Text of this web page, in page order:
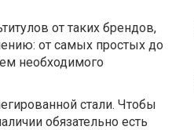
от таких брендов,
от самых простых до
необходимого
стали. Чтобы
обязательно есть